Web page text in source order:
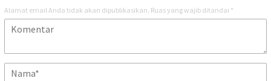
Alamat email Anda tidak akan dipublikasikan. Ruas yang wajib ditandai *